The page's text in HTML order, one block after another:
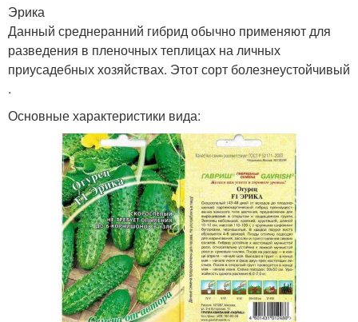
Эрика
Данный среднеранний гибрид обычно применяют для
разведения в пленочных теплицах на личных
приусадебных хозяйствах. Этот сорт болезнеустойчивый
.
Основные характеристики вида: